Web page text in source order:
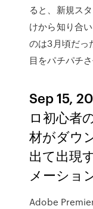
ると、新規ス
けから知り合
のは3月頃だっ
目をパチパチ
Sep 15,
ロ初心者
材がダウ
出て出現
メーショ
Adobe